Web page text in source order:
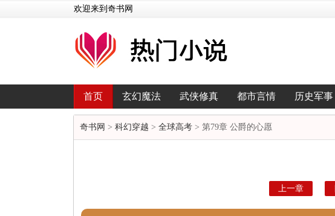
欢迎来到奇书网
首页 玄幻魔法 武侠修真 都市言情 历史军事
奇书网 > 科幻穿越 > 全球高考 > 第79章 公爵的心愿
上一章